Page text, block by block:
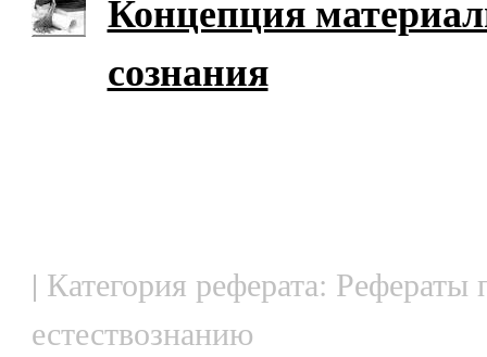
Концепция
сознания
| Категория реферата: Рефераты
естествознанию